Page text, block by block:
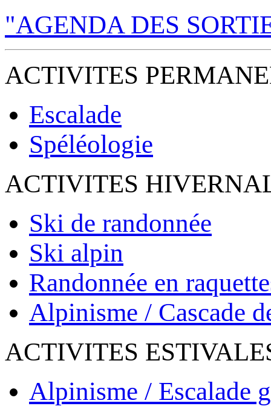
"AGENDA DES
ACTIVITES
Escalade
Spéléologie
ACTIVITES
Ski de randonnée
Ski alpin
Randonnée en
Alpinisme / Cascade
ACTIVITES
Alpinisme / Escalade